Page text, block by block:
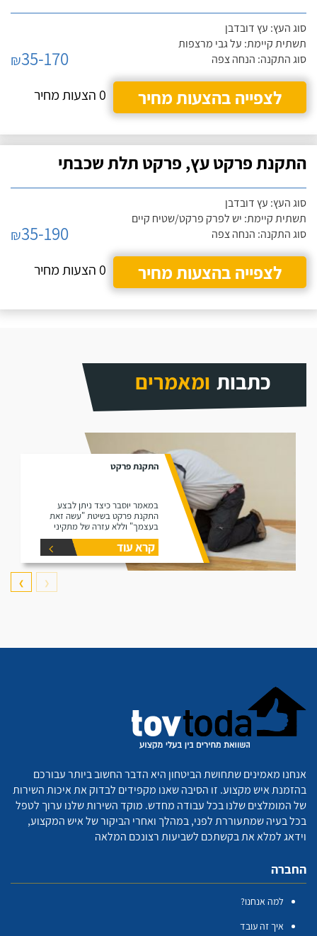
סוג העץ: עץ דובדבן
תשתית קיימת: על גבי מרצפות
סוג התקנה: הנחה צפה
₪35-170
לצפייה בהצעות מחיר
0 הצעות מחיר
התקנת פרקט עץ, פרקט תלת שכבתי
סוג העץ: עץ דובדבן
תשתית קיימת: יש לפרק פרקט/שטיח קיים
סוג התקנה: הנחה צפה
₪35-190
לצפייה בהצעות מחיר
0 הצעות מחיר
כתבות ומאמרים
התקנת פרקט
במאמר יוסבר כיצד ניתן לבצע
התקנת פרקט בשיטת "עשה זאת
בעצמך" וללא עזרה של מתקיני
פרקטים.
קרא עוד
❮
❯
אנחנו מאמינים שתחושת הביטחון היא הדבר החשוב ביותר עבורכם
בהזמנת איש מקצוע. זו הסיבה שאנו מקפידים לבדוק את איכות השירות
של המומלצים שלנו בכל עבודה מחדש. מוקד השירות שלנו ערוך לטפל
בכל בעיה שמתעוררת לפני, במהלך ואחרי הביקור של איש המקצוע,
וידאג למלא את בקשתכם לשביעות רצונכם המלאה
החברה
למה אנחנו?
איך זה עובד